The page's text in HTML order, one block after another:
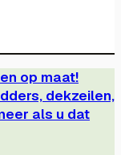
op maat!
dekzeilen,
als u dat